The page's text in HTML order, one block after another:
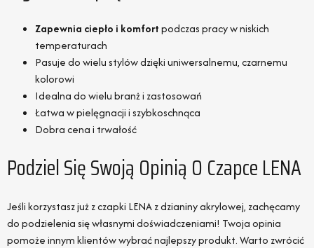
Zapewnia ciepło i komfortpodczas pracy w niskich
temperaturach
Pasuje do wielu stylów dzięki uniwersalnemu, czarnemu
kolorowi
Idealna do wielu branż i zastosowań
Łatwa w pielęgnacji i szybkoschnąca
Dobra cena i trwałość
Podziel Się Swoją Opinią O Czapce LENA
Jeśli korzystasz już z czapki LENA z dzianiny akrylowej, zachęcamy
do podzielenia się własnymi doświadczeniami! Twoja opinia
pomoże innym klientów wybrać najlepszy produkt. Warto zwrócić